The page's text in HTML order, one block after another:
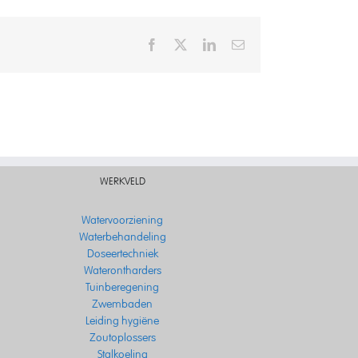
Facebook LinkedInEmail
WERKVELD
Watervoorziening
Waterbehandeling
Doseertechniek
Waterontharders
Tuinberegening
Zwembaden
Leiding hygiëne
Zoutoplossers
Stalkoeling